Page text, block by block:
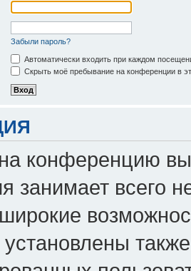
Забыли пароль?
Автоматически входить при каждом
Скрыть моё пребывание на конференции в
конференцию
занимает всего
установлены